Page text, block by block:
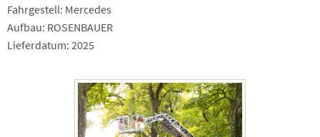
Fahrgestell: Mercedes
Aufbau: ROSENBAUER
Lieferdatum: 2025